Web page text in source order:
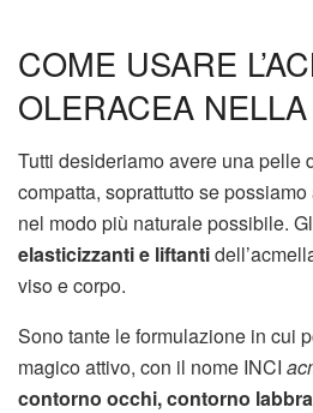
COME USARE
OLERACEA
Tutti desideriamo avere una pelle
compatta, soprattutto se
nel modo più naturale possibile.
elasticizzanti e liftanti
viso e corpo.
Sono tante le formulazione in cui
magico attivo, con il nome INCI
contorno occhi, contorno labbra